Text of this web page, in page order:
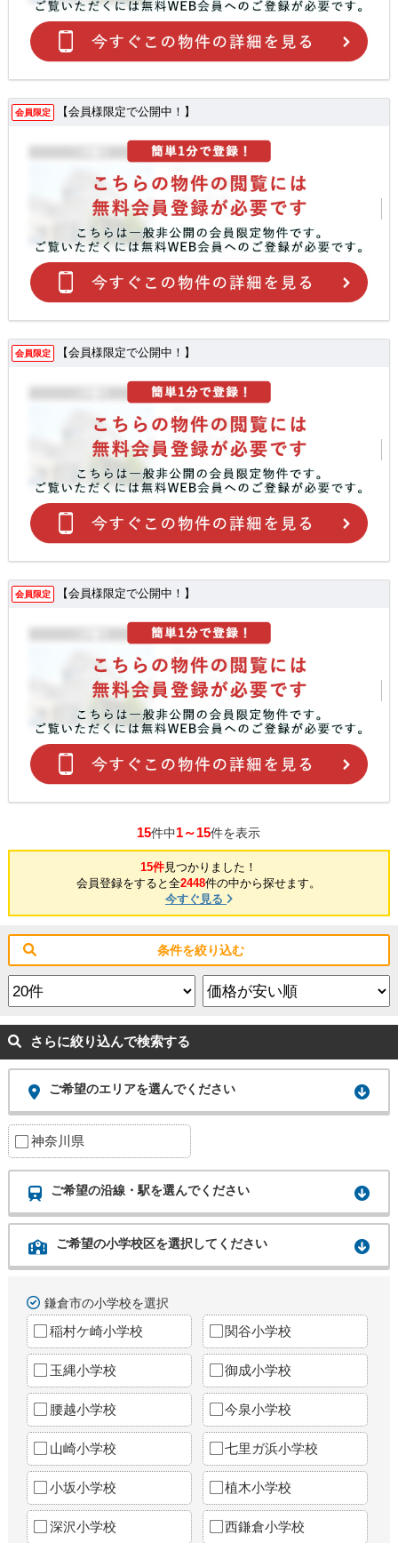
会員限定 【会員様限定で公開中！】
会員限定 【会員様限定で公開中！】
会員限定 【会員様限定で公開中！】
15件中1～15件を表示
15件見つかりました！
会員登録をすると全2448件の中から探せます。
今すぐ見る
条件を絞り込む
さらに絞り込んで検索する
ご希望のエリアを選んでください
神奈川県
ご希望の沿線・駅を選んでください
ご希望の小学校区を選択してください
鎌倉市の小学校を選択
稲村ケ崎小学校 関谷小学校
玉縄小学校 御成小学校
腰越小学校 今泉小学校
山崎小学校 七里ガ浜小学校
小坂小学校 植木小学校
深沢小学校 西鎌倉小学校